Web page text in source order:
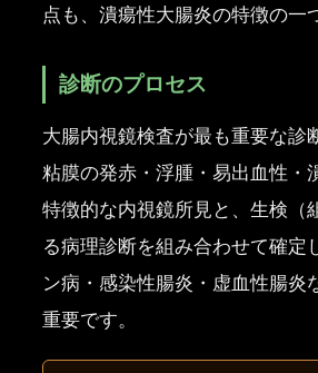
点も、潰瘍性大腸炎の特徴の一
診断のプロセス
大腸内視鏡検査が最も重要な診
粘膜の発赤・浮腫・易出血性・
特徴的な内視鏡所見と、生検（
る病理診断を組み合わせて確定
ン病・感染性腸炎・虚血性腸炎
重要です。